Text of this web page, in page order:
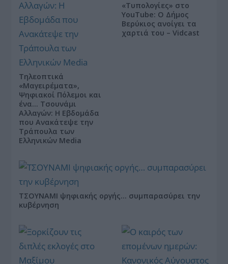
Τηλεοπτικά
«Μαγειρέματα»,
Ψηφιακοί Πόλεμοι και
ένα… Τσουνάμι
Αλλαγών: Η Εβδομάδα
που Ανακάτεψε την
Τράπουλα των
Ελληνικών Media
«Τυπολογίες» στο
YouTube: Ο Δήμος
Βερύκιος ανοίγει τα
χαρτιά του – Vidcast
ΤΣΟΥΝΑΜΙ ψηφιακής οργής… συμπαρασύρει την
κυβέρνηση